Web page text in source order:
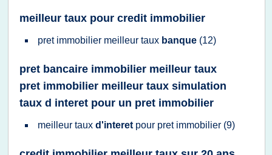
meilleur taux pour credit immobilier
pret immobilier meilleur taux banque (12)
pret bancaire immobilier meilleur taux
pret immobilier meilleur taux simulation
taux d interet pour un pret immobilier
meilleur taux d'interet pour pret immobilier (9)